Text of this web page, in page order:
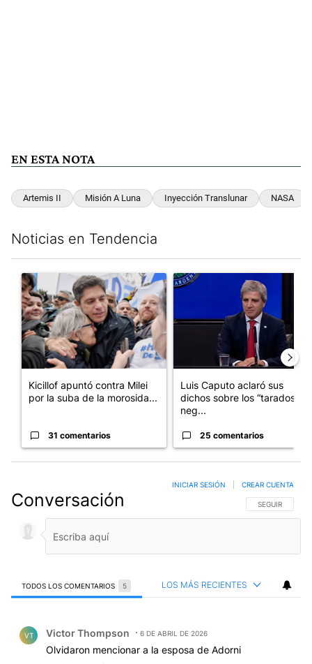
EN ESTA NOTA
Artemis II Misión A Luna Inyección Translunar NASA
Noticias en Tendencia
Un artículo de tendencia con el título "Kicillof apuntó contra
Kicillof apuntó contra Milei
por la suba de la morosida...
31 comentarios
Un artículo de tendencia con
Luis Caputo aclaró sus
dichos sobre los “tarados” y
neg...
25 comentarios
Conversación SIGA ESTA
SEGUIR
INICIAR SESIÓN CREAR CUENTA
TODOS LOS COMENTARIOS 5 LOS MÁS RECIENTES
VT Victor Thompson 6 DE ABRIL DE 2026
Olvidaron mencionar a la esposa de Adorni